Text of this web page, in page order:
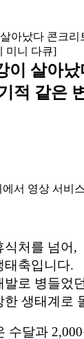
이 살아났
적 같은
서 영상 서비
식처를 넘어,
태축입니다.
로 병들었
한 생태계로
수달과